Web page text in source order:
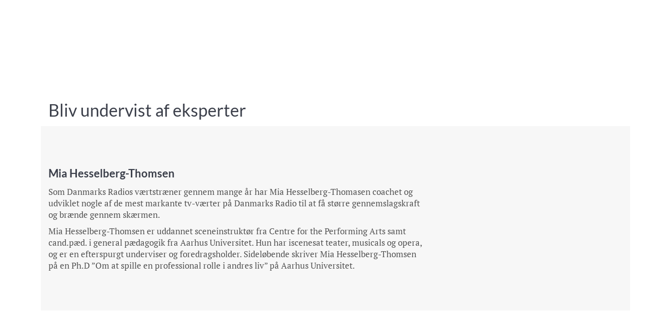
Bliv undervist af eksperter
Mia Hesselberg-Thomsen
Som Danmarks Radios værtstræner gennem mange år har Mia Hesselberg-Thomasen coachet og
udviklet nogle af de mest markante tv-værter på Danmarks Radio til at få større gennemslagskraft
og brænde gennem skærmen.
Mia Hesselberg-Thomsen er uddannet sceneinstruktør fra Centre for the Performing Arts samt
cand.pæd. i general pædagogik fra Aarhus Universitet. Hun har iscenesat teater, musicals og opera,
og er en efterspurgt underviser og foredragsholder. Sideløbende skriver Mia Hesselberg-Thomsen
på en Ph.D ”Om at spille en professional rolle i andres liv” på Aarhus Universitet.